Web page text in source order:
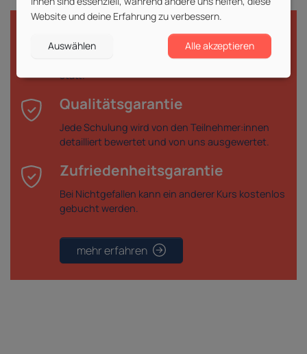
Durchführungsgarantie
Deine gebuchte Veranstaltung findet garantiert
statt.
Qualitätsgarantie
Jede Schulung wird von den Teilnehmer:innen
detailliert bewertet und von uns ausgewertet.
Zufriedenheitsgarantie
Bei Nichtgefallen kann ein anderer Kurs kostenlos
gebucht werden.
mehr erfahren
Website und deine Erfahrung zu verbessern.
Auswählen Alle akzeptieren